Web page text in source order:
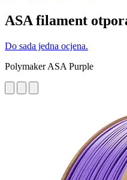
ASA filament
Do sada jedna ocjena.
Polymaker ASA Purple